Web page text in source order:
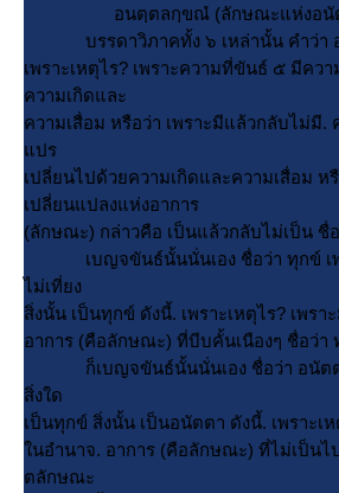
อนตฺตลกฺขณํ (ลักษณะแห่งอนัต
บรรดาวิภาคทั้ง ๖ เหล่านั้น คำว่า อ
เพราะเหตุไร? เพราะความที่ขันธ์ ๕ มีค
ความเกิดและ
ความเสื่อม หรือว่า เพราะมีแล้วกลับไม่มี
ปร
เปลี่ยนไปด้วยความเกิดและความเสื่อม ห
เปลี่ยนแปลงแห่งอาการ
(ลักษณะ) กล่าวคือ เป็นแล้วกลับไม่เป็น ชื่
เบญจขันธ์นั้นนั่นเอง ชื่อว่า ทุกข์ เพร
ไม่เที่ยง
สิ่งนั้น เป็นทุกข์ ดังนี้. เพราะเหตุไร? เพรา
อาการ (คือลักษณะ) ที่บีบคั้นเนืองๆ ชื่อว่า
ก็เบญจขันธ์นั้นนั่นเอง ชื่อว่า อนัตตา
สิ่งใด
เป็นทุกข์ สิ่งนั้น เป็นอนัตตา ดังนี้. เพราะเห
นอำนาจ. อาการ (คือลักษณะ) ที่ไม่เป็นไ
ตลักษณะ